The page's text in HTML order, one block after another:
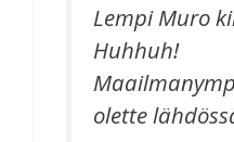
Lempi Muro
Huhhuh!
olette